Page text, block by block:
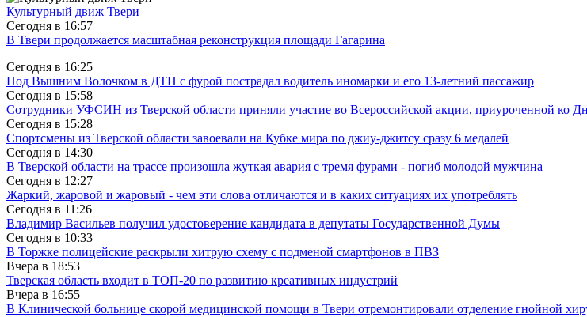
Культурный движ Твери
Сегодня в 16:57
В Твери продолжается масштабная реконструкция площади Гагарина
Сегодня в 16:25
Под Вышним Волочком в ДТП с фурой пострадал водитель иномарки и его 13-летний пассажир
Сегодня в 15:58
Сотрудники УФСИН из Тверской области приняли участие во Всероссийской акции, приуроченной ко
Сегодня в 15:28
Спортсмены из Тверской области завоевали на Кубке мира по джиу-джитсу сразу 6 медалей
Сегодня в 14:30
В Тверской области на трассе произошла жуткая авария с тремя фурами - погиб молодой мужчина
Сегодня в 12:27
Жаркий, жаровой и жаровый - чем эти слова отличаются и в каких ситуациях их употреблять
Сегодня в 11:26
Владимир Васильев получил удостоверение кандидата в депутаты Государственной Думы
Сегодня в 10:33
В Торжке полицейские раскрыли хитрую схему с подменой смартфонов в ПВЗ
Вчера в 18:53
Тверская область входит в ТОП-20 по развитию креативных индустрий
Вчера в 16:55
В Клинической больнице скорой медицинской помощи в Твери отремонтировали отделение гнойной